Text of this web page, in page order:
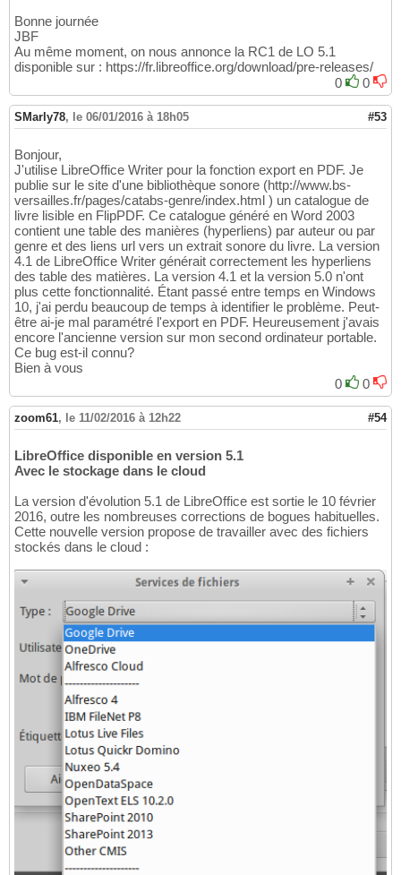
Bonne journée
JBF
Au même moment, on nous annonce la RC1 de LO 5.1
disponible sur : https://fr.libreoffice.org/download/pre-releases/
0
0
SMarly78, le 06/01/2016 à 18h05 #53
Bonjour,
J'utilise LibreOffice Writer pour la fonction export en PDF. Je
publie sur le site d'une bibliothèque sonore (http://www.bs-
versailles.fr/pages/catabs-genre/index.html ) un catalogue de
livre lisible en FlipPDF. Ce catalogue généré en Word 2003
contient une table des manières (hyperliens) par auteur ou par
genre et des liens url vers un extrait sonore du livre. La version
4.1 de LibreOffice Writer générait correctement les hyperliens
des table des matières. La version 4.1 et la version 5.0 n'ont
plus cette fonctionnalité. Étant passé entre temps en Windows
10, j'ai perdu beaucoup de temps à identifier le problème. Peut-
être ai-je mal paramétré l'export en PDF. Heureusement j'avais
encore l'ancienne version sur mon second ordinateur portable.
Ce bug est-il connu?
Bien à vous
0
0
zoom61, le 11/02/2016 à 12h22 #54
LibreOffice disponible en version 5.1
Avec le stockage dans le cloud
La version d'évolution 5.1 de LibreOffice est sortie le 10 février
2016, outre les nombreuses corrections de bogues habituelles.
Cette nouvelle version propose de travailler avec des fichiers
stockés dans le cloud :